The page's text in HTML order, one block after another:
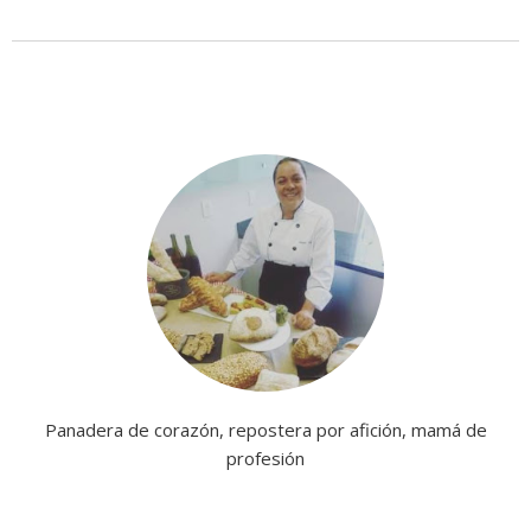
Panadera de corazón, repostera por afición, mamá de
profesión